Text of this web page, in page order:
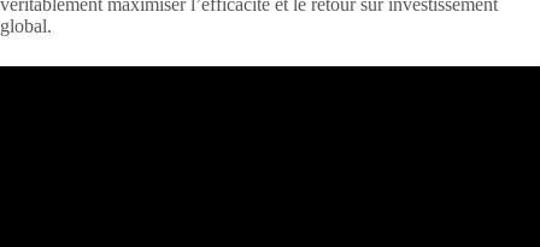
véritablement maximiser l’efficacité et le retour sur investissement
global.